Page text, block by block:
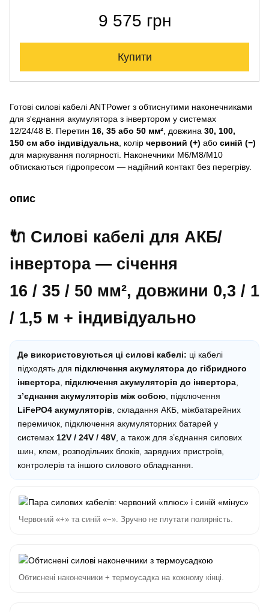
9 575 грн
Купити
Готові силові кабелі ANTPower з обтиснутими наконечниками
для з'єднання акумулятора з інвертором у системах
12/24/48 В. Перетин 16, 35 або 50 мм² , довжина 30, 100,
150 см або індивідуальна , колір червоний (+) або синій (−)
для маркування полярності. Наконечники М6/М8/М10
обтискаються гідропресом — надійний контакт без перегріву.
опис
🔌 Силові кабелі для АКБ/
інвертора — січення
16 / 35 / 50 мм², довжини 0,3 / 1
/ 1,5 м + індивідуально
Де використовуються ці силові кабелі: ці кабелі
підходять для підключення акумулятора до гібридного
інвертора, підключення акумуляторів до інвертора,
з’єднання акумуляторів між собою, підключення
LiFePO4 акумуляторів, складання АКБ, міжбатарейних
перемичок, підключення акумуляторних батарей у
системах 12V / 24V / 48V, а також для з’єднання силових
шин, клем, розподільчих блоків, зарядних пристроїв,
контролерів та іншого силового обладнання.
Червоний «+» та синій «−». Зручно не плутати полярність.
Обтиснені наконечники + термоусадка на кожному кінці.